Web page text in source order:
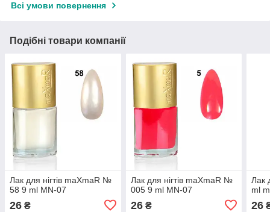
Всі умови повернення
Подібні товари компанії
Лак для нігтів maXmaR №
58 9 ml MN-07
26 ₴
Лак для нігтів maXmaR №
005 9 ml MN-07
26₴
Лак
ml
26